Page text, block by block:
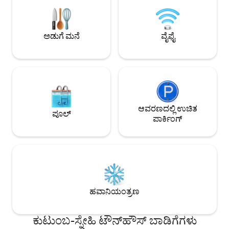
ಕುಟುಂಬಗಳು ಈ ಸ್ಥಳವನ್ನು ಇಷ್ಟಪಡುತ್ತವೆ –
ಮಕ್ಕಳೊಂದಿಗೆ ವಾಸ್ತವ್ಯಕ್ಕಾಗಿ ಅವರು ಇದನ್ನು 9.6
ಎಂದು ರೇಟ್ ಮಾಡಿದ್ದಾರೆ. ನಮ್ಮ ಕುಟುಂಬವು ನಿಮಗೆ
ಆಹ್ಲಾದಕರ ವಾಸ್ತವ್ಯವನ್ನು ಕೋರುತ್ತದೆ.
ನನ್ನ ಸ್ಥಳವು ಉತ್ತಮವಾಗಿದೆ. ನೀವು
ಪ್ರಶ್ನೆಗಳನ್ನು
ನೇರವಾಗಿ
ಅಡುಗೆ ಮನೆ ವೈಫೈ
ಪೂಲ್
ಆವರಣದಲ್ಲಿ ಉಚಿತ
ಪಾರ್ಕಿಂಗ್
ಹವಾನಿಯಂತ್ರಣ
ಕುಟುಂಬ-ಸ್ನೇಹಿ ಟೌನ್‌ಹೌಸ್ ಬಾಡಿಗೆಗಳು